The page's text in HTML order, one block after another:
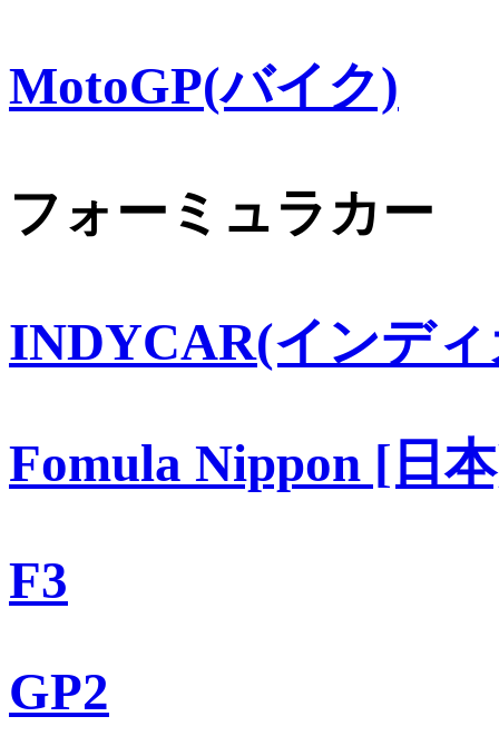
MotoGP(バイク)
フォーミュラカー
INDYCAR(インデ
Fomula Nippon [日
F3
GP2